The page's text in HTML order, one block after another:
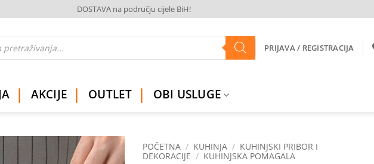
DOSTAVA na području cijele BiH!
PRIJAVA / REGISTRACIJA
AKCIJE OUTLET OBI USLUGE
POČETNA / KUHINJA / KUHINJSKI PRIBOR I
DEKORACIJE / KUHINJSKA POMAGALA